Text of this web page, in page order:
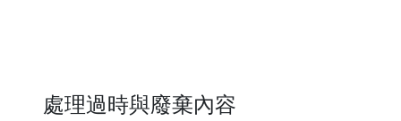
處理過時與廢棄內容